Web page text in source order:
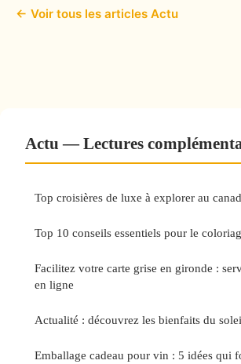
← Voir tous les articles Actu
Actu — Lectures
Top croisières de luxe à explorer au
Top 10 conseils essentiels pour le
Facilitez votre carte grise en gironde :
en ligne
Actualité : découvrez les bienfaits du
Emballage cadeau pour vin : 5 idées qui